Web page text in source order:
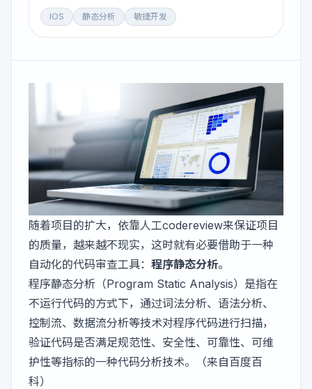
IOS 静态分析 敏捷开发
随着项目的扩大，依靠人工codereview来保证项目
的质量，越来越不现实，这时就有必要借助于一种
自动化的代码审查工具： 程序静态分析。
程序静态分析（Program Static Analysis）是指在
不运行代码的方式下，通过词法分析、语法分析、
控制流、数据流分析等技术对程序代码进行扫描，
验证代码是否满足规范性、安全性、可靠性、可维
护性等指标的一种代码分析技术。（来自百度百
科）